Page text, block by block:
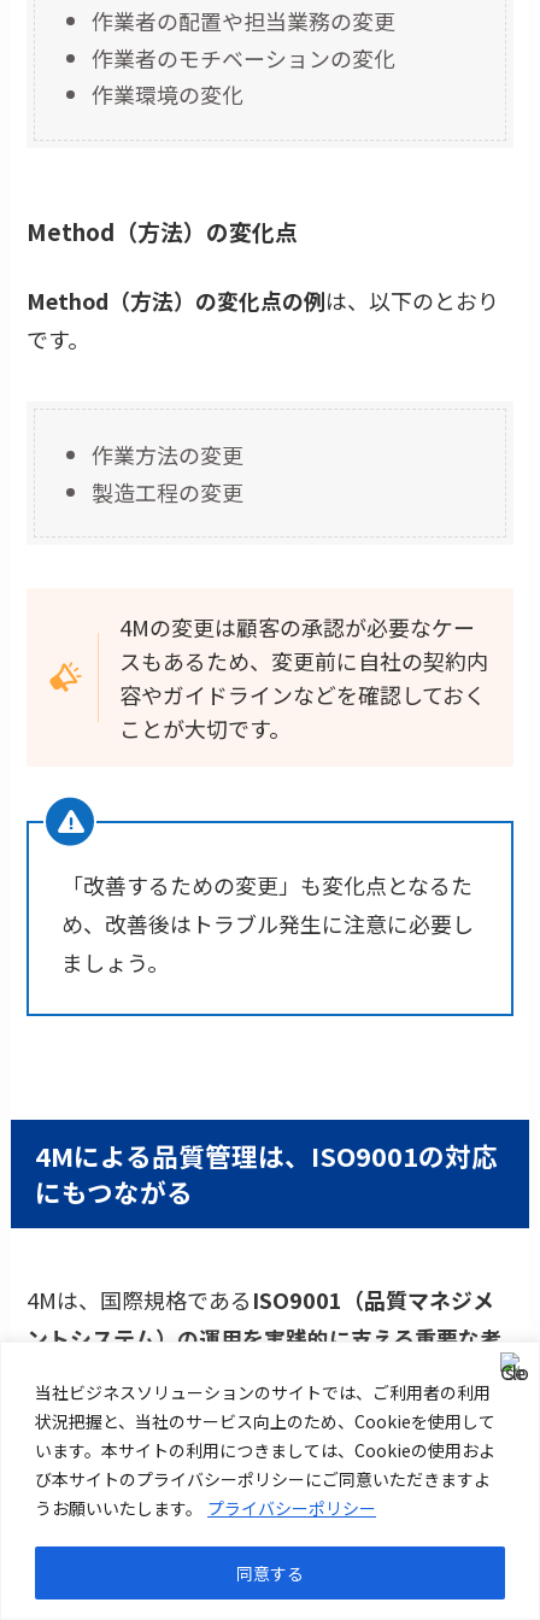
当社ビジネスソリューションのサイトでは、ご利用者の利用
状況把握と、当社のサービス向上のため、Cookieを使用して
います。本サイトの利用につきましては、Cookieの使用およ
び本サイトのプライバシーポリシーにご同意いただきますよ
うお願いいたします。
プライバシーポリシー
同意する
作業者の配置や担当業務の変更
作業者のモチベーションの変化
作業環境の変化
Method（方法）の変化点
Method（方法）の変化点の例は、以下のとおり
です。
作業方法の変更
製造工程の変更
4Mの変更は顧客の承認が必要なケー
スもあるため、変更前に自社の契約内
容やガイドラインなどを確認しておく
ことが大切です。
「改善するための変更」も変化点となるた
め、改善後はトラブル発生に注意に必要し
ましょう。
4Mによる品質管理は、ISO9001の対応
にもつながる
4Mは、国際規格であるISO9001（品質マネジメ
ントシステム）の運用を実践的に支える重要な考
え方 でもあります。
ISO9001では、「組織は、製品・サービスの品質
に影響を与える要因を明確にし、計画的に管理す
するのが、まさに材料・機械・人・方法（4M）で